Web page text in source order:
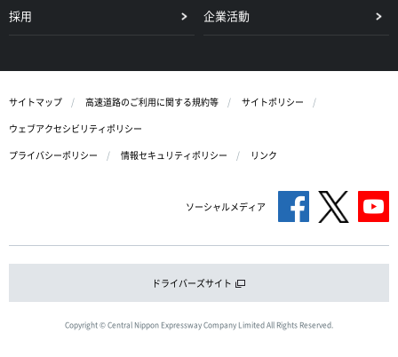
採用 企業活動
サイトマップ 高速道路のご利用に関する規約等
サイトポリシー
ウェブアクセシビリティポリシー
プライバシーポリシー
情報セキュリティポリシー リンク
ソーシャルメディア
ドライバーズサイト
Copyright © Central Nippon Expressway Company Limited All Rights Reserved.